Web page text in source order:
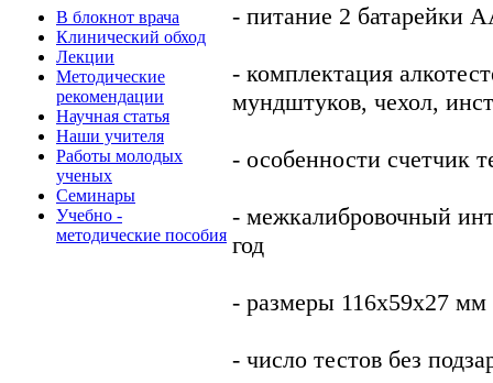
В блокнот врача
Клинический обход
Лекции
Методические
рекомендации
Научная статья
Наши учителя
Работы молодых
ученых
Семинары
Учебно -
методические пособия
- питание 2 батарейки
- комплектация
мундштуков, чехол,
- особенности счетчик
- межкалибровочный
год
- размеры 116х59х27 мм
- число тестов без